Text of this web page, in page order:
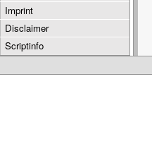
Imprint
Disclaimer
Scriptinfo